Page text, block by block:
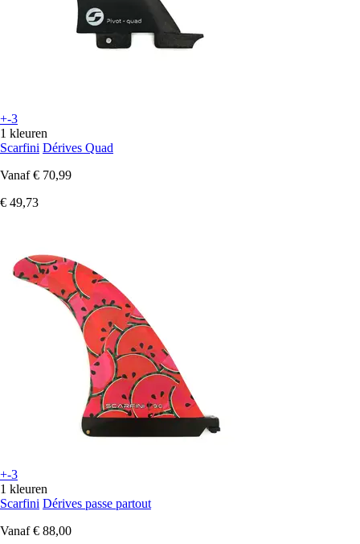
+-3
1 kleuren
Scarfini Dérives Quad
Vanaf € 70,99
€ 49,73
+-3
1 kleuren
Scarfini Dérives passe partout
Vanaf € 88,00